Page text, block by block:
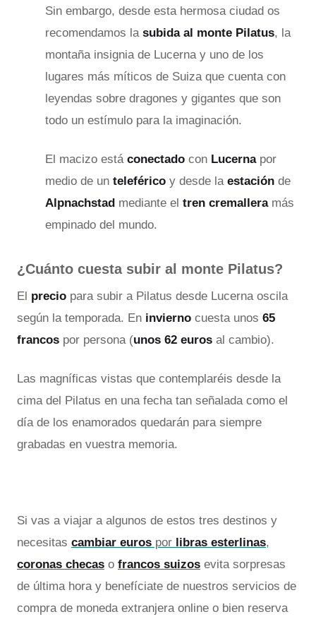
Sin embargo, desde esta hermosa ciudad os
recomendamos la subida al monte Pilatus, la
montaña insignia de Lucerna y uno de los
lugares más míticos de Suiza que cuenta con
leyendas sobre dragones y gigantes que son
todo un estímulo para la imaginación.
El macizo está conectado con Lucerna por
medio de un teleférico y desde la estación de
Alpnachstad mediante el tren cremalleramás
empinado del mundo.
¿Cuánto cuesta subir al monte Pilatus?
El precio para subir a Pilatus desde Lucerna oscila
según la temporada. En invierno cuesta unos 65
francos por persona (unos 62 euros al cambio).
Las magníficas vistas que contemplaréis desde la
cima del Pilatus en una fecha tan señalada como el
día de los enamorados quedarán para siempre
grabadas en vuestra memoria.
Si vas a viajar a algunos de estos tres destinos y
necesitas cambiar euros por libras esterlinas,
coronas checas o francos suizos evita sorpresas
de última hora y benefíciate de nuestros servicios de
compra de moneda extranjera online o bien reserva